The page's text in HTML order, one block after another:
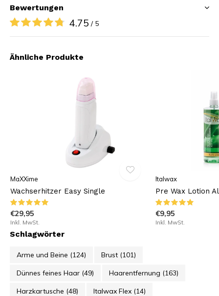
Bewertungen
4.75 / 5
Ähnliche Produkte
MaXXime
Wachserhitzer Easy Single
€29,95
Inkl. MwSt.
Italwax
Pre Wax Lotion
€9,95
Inkl. MwSt.
Schlagwörter
Arme und Beine (124) Brust (101)
Dünnes feines Haar (49) Haarentfernung (163)
Harzkartusche (48) Italwax Flex (14)